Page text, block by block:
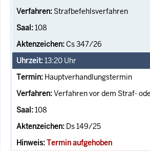
Strafbefehlsverfahren
108
Cs 347/26
13:20 Uhr
Hauptverhandlungstermin
Verfahren vor dem Straf-
108
Ds 149/25
Termin aufgehoben